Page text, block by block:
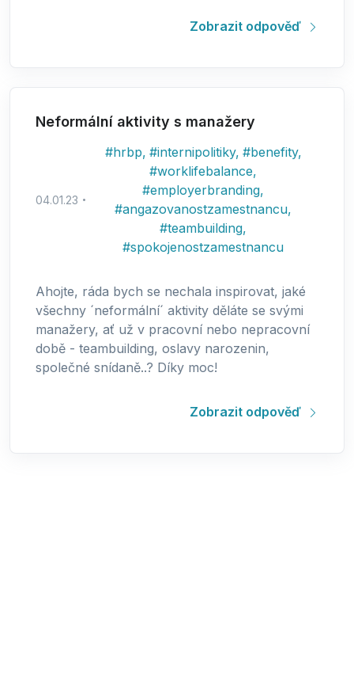
Zobrazit odpověď
Neformální aktivity s manažery
04.01.23
#hrbp, #internipolitiky, #benefity,
#worklifebalance,
#employerbranding,
#angazovanostzamestnancu,
#teambuilding,
#spokojenostzamestnancu
Ahojte, ráda bych se nechala inspirovat, jaké
všechny ´neformální´ aktivity děláte se svými
manažery, ať už v pracovní nebo nepracovní
době - teambuilding, oslavy narozenin,
společné snídaně..? Díky moc!
Zobrazit odpověď